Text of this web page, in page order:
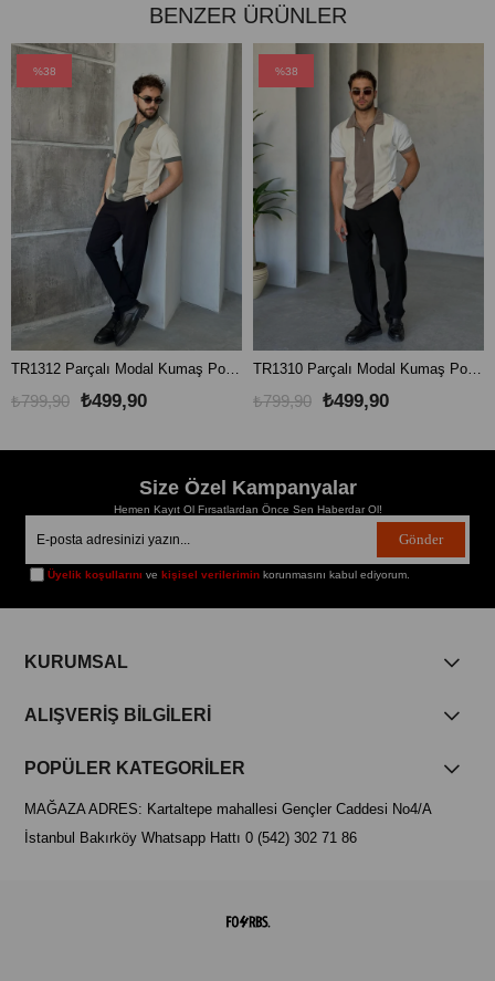
BENZER ÜRÜNLER
TR1312 Parçalı Modal Kumaş Polo Yaka Haki Krem
₺499,90
₺799,90
%38
TR1310 Parçalı Modal Kumaş Polo Yaka Kahve Krem
₺499,90
₺799,90
%38
Size Özel Kampanyalar
Hemen Kayıt Ol Fırsatlardan Önce Sen Haberdar Ol!
Gönder
Üyelik koşullarını ve kişisel verilerimin korunmasını kabul ediyorum.
KURUMSAL
ALIŞVERİŞ BİLGİLERİ
POPÜLER KATEGORİLER
MAĞAZA ADRES: Kartaltepe mahallesi Gençler Caddesi No4/A
İstanbul Bakırköy Whatsapp Hattı 0 (542) 302 71 86